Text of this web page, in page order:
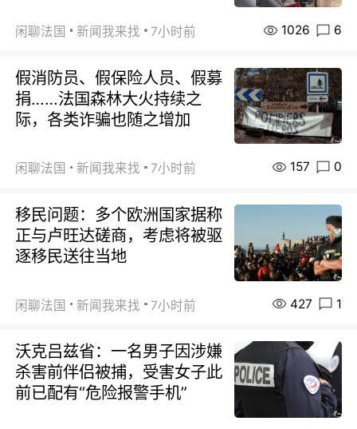
闲聊法国 新闻我来找 7小时前 1026 6
假消防员、假保险人员、假募
捐……法国森林大火持续之
际，各类诈骗也随之增加
闲聊法国 新闻我来找 7小时前 157 0
移民问题：多个欧洲国家据称
正与卢旺达磋商，考虑将被驱
逐移民送往当地
闲聊法国 新闻我来找 7小时前 427 1
沃克吕兹省：一名男子因涉嫌
杀害前伴侣被捕，受害女子此
前已配有“危险报警手机”